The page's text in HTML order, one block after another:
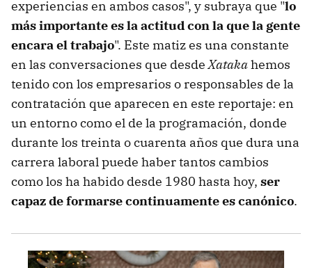
experiencias en ambos casos", y subraya que "lo
más importante es la actitud con la que la gente
encara el trabajo". Este matiz es una constante
en las conversaciones que desdeXatakahemos
tenido con los empresarios o responsables de la
contratación que aparecen en este reportaje: en
un entorno como el de la programación, donde
durante los treinta o cuarenta años que dura una
carrera laboral puede haber tantos cambios
como los ha habido desde 1980 hasta hoy, ser
capaz de formarse continuamente es canónico.